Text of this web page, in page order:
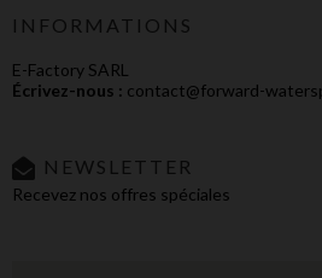
INFORMATIONS
E-Factory SARL
Écrivez-nous : contact@forward-
NEWSLETTER
Recevez nos offres spéciales